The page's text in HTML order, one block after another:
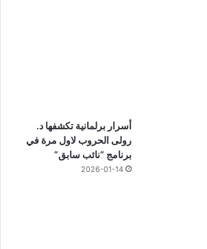
أسرار برلمانية تكشفها د.
رولى الحروب لاول مرة في
برنامج “نائب سابق”
2026-01-14